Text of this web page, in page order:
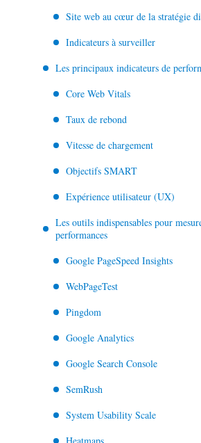
Site web au cœur de la stratégie
Indicateurs à surveiller
Les principaux indicateurs de
Core Web Vitals
Taux de rebond
Vitesse de chargement
Objectifs SMART
Expérience utilisateur (UX)
Les outils indispensables pour
performances
Google PageSpeed Insights
WebPageTest
Pingdom
Google Analytics
Google Search Console
SemRush
System Usability Scale
Heatmaps